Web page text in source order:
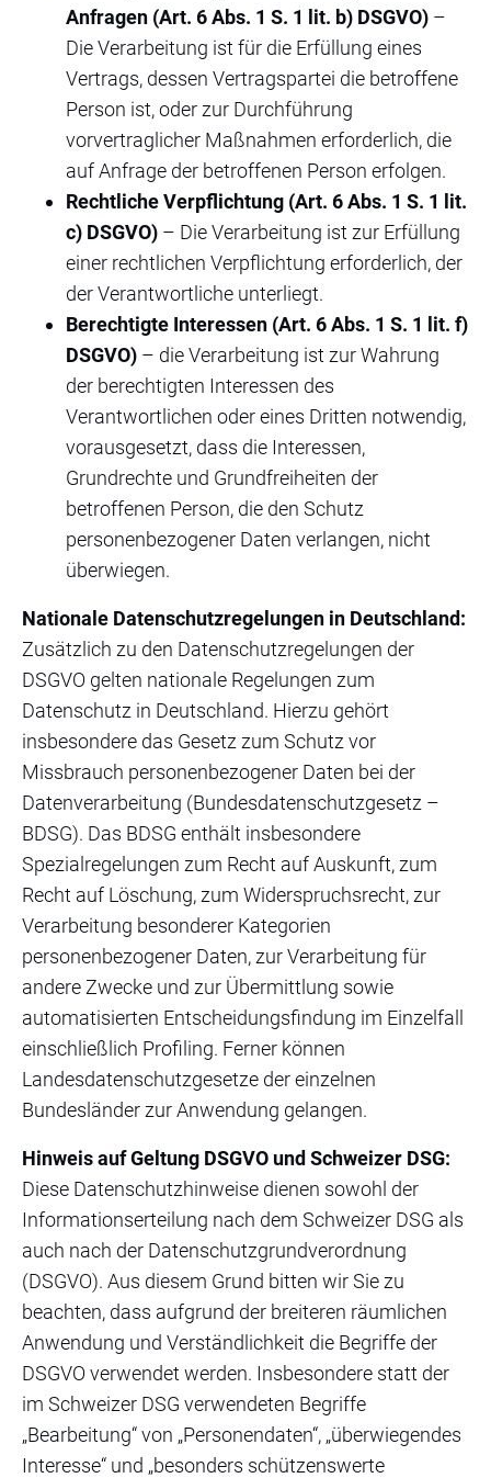
Anfragen (Art. 6 Abs. 1 S. 1 lit. b) DSGVO) –
Die Verarbeitung ist für die Erfüllung eines
Vertrags, dessen Vertragspartei die betroffene
Person ist, oder zur Durchführung
vorvertraglicher Maßnahmen erforderlich, die
auf Anfrage der betroffenen Person erfolgen.
Rechtliche Verpflichtung (Art. 6 Abs. 1 S. 1 lit.
c) DSGVO) – Die Verarbeitung ist zur Erfüllung
einer rechtlichen Verpflichtung erforderlich, der
der Verantwortliche unterliegt.
Berechtigte Interessen (Art. 6 Abs. 1 S. 1 lit. f)
DSGVO) – die Verarbeitung ist zur Wahrung
der berechtigten Interessen des
Verantwortlichen oder eines Dritten notwendig,
vorausgesetzt, dass die Interessen,
Grundrechte und Grundfreiheiten der
betroffenen Person, die den Schutz
personenbezogener Daten verlangen, nicht
überwiegen.
Nationale Datenschutzregelungen in Deutschland:
Zusätzlich zu den Datenschutzregelungen der
DSGVO gelten nationale Regelungen zum
Datenschutz in Deutschland. Hierzu gehört
insbesondere das Gesetz zum Schutz vor
Missbrauch personenbezogener Daten bei der
Datenverarbeitung (Bundesdatenschutzgesetz –
BDSG). Das BDSG enthält insbesondere
Spezialregelungen zum Recht auf Auskunft, zum
Recht auf Löschung, zum Widerspruchsrecht, zur
Verarbeitung besonderer Kategorien
personenbezogener Daten, zur Verarbeitung für
andere Zwecke und zur Übermittlung sowie
automatisierten Entscheidungsfindung im Einzelfall
einschließlich Profiling. Ferner können
Landesdatenschutzgesetze der einzelnen
Bundesländer zur Anwendung gelangen.
Hinweis auf Geltung DSGVO und Schweizer DSG:
Diese Datenschutzhinweise dienen sowohl der
Informationserteilung nach dem Schweizer DSG als
auch nach der Datenschutzgrundverordnung
(DSGVO). Aus diesem Grund bitten wir Sie zu
beachten, dass aufgrund der breiteren räumlichen
Anwendung und Verständlichkeit die Begriffe der
DSGVO verwendet werden. Insbesondere statt der
im Schweizer DSG verwendeten Begriffe
„Bearbeitung“ von „Personendaten“, „überwiegendes
Interesse“ und „besonders schützenswerte